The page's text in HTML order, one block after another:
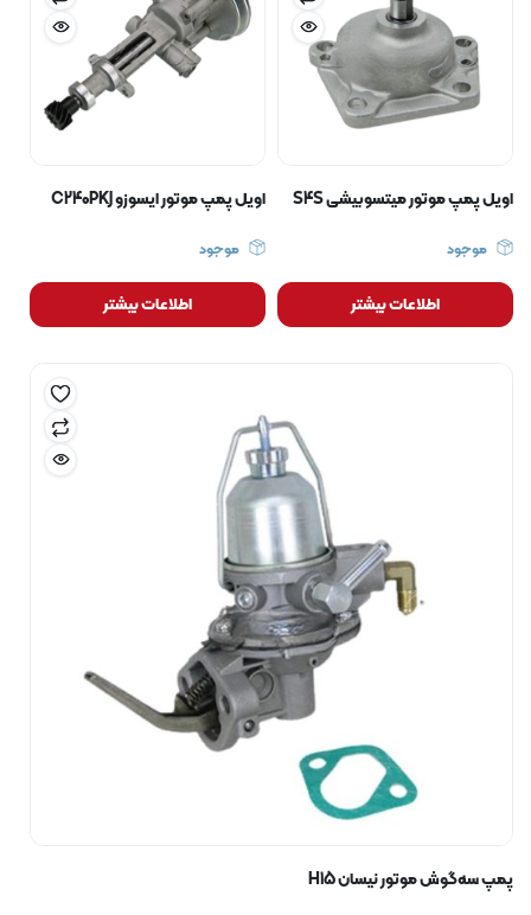
اویل پمپ موتور میتسوبیشی S4S
موجود
اطلاعات بیشتر
اویل پمپ موتور ایسوزو C240PKJ
موجود
اطلاعات بیشتر
پمپ سه‌گوش موتور نیسان H15